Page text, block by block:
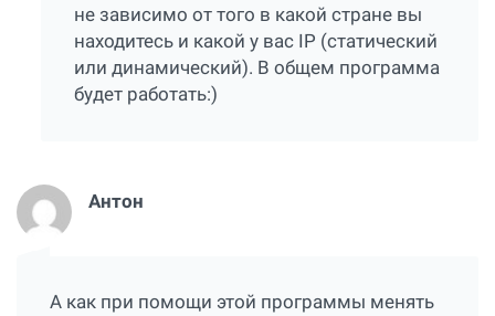
не зависимо от того в какой стране вы
находитесь и какой у вас IP (статический
или динамический). В общем программа
будет работать:)
Антон
А как при помощи этой программы менять